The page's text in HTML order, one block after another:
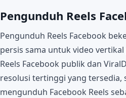
Pengunduh Reels
Pengunduh Reels Facebook
persis sama untuk video
Reels Facebook publik dan
resolusi tertinggi yang tersedia,
mengunduh Facebook Reels